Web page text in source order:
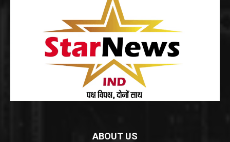
ABOUT US